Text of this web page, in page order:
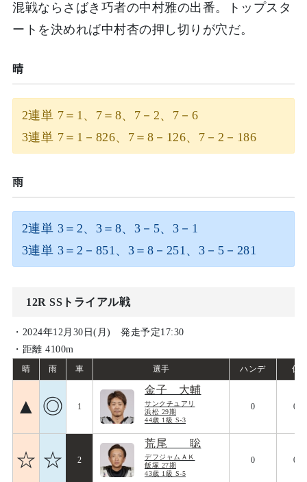
混戦ならさばき巧者の中村雅の出番。トップスタ
ートを決めれば中村杏の押し切りが穴だ。
晴
2連単 7＝1、7＝8、7－2、7－6
3連単 7＝1－826、7＝8－126、7－2－186
雨
2連単 3＝2、3＝8、3－5、3－1
3連単 3＝2－851、3＝8－251、3－5－281
12R SSトライアル戦
・2024年12月30日(月) 発走予定17:30
・距離 4100m
晴 雨 車 選手 ハンデ 偏
▲ ◎ 1
金子 大輔
サンクチュアリ
浜松 29期
44歳 1級 S-3
0 082
☆ ☆ 2
荒尾 聡
デフジャムＡＫ
飯塚 27期
43歳 1級 S-5
0 094